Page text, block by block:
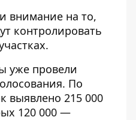
внимание на то,
контролировать
уже провели
По
выявлено 215 000
120 000 —